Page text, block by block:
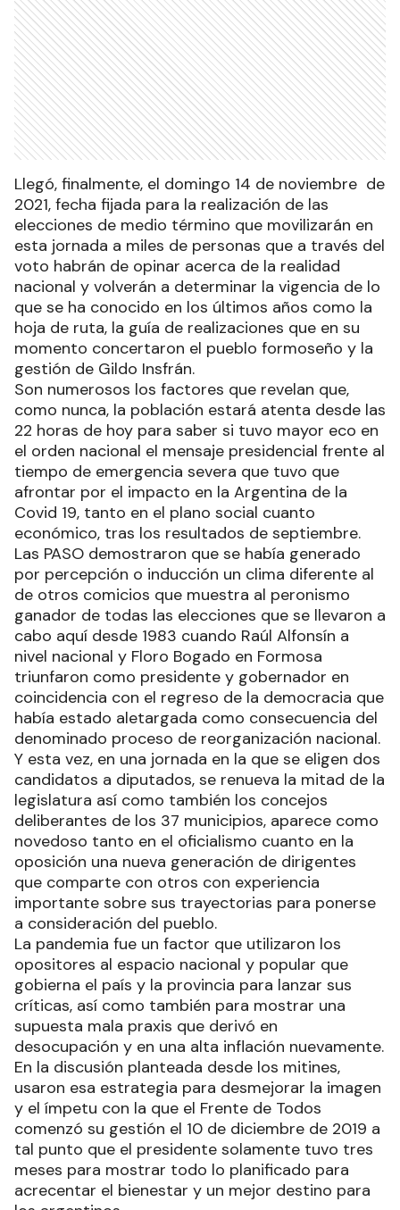
Llegó, finalmente, el domingo 14 de noviembre de
2021, fecha fijada para la realización de las
elecciones de medio término que movilizarán en
esta jornada a miles de personas que a través del
voto habrán de opinar acerca de la realidad
nacional y volverán a determinar la vigencia de lo
que se ha conocido en los últimos años como la
hoja de ruta, la guía de realizaciones que en su
momento concertaron el pueblo formoseño y la
gestión de Gildo Insfrán.
Son numerosos los factores que revelan que,
como nunca, la población estará atenta desde las
22 horas de hoy para saber si tuvo mayor eco en
el orden nacional el mensaje presidencial frente al
tiempo de emergencia severa que tuvo que
afrontar por el impacto en la Argentina de la
Covid 19, tanto en el plano social cuanto
económico, tras los resultados de septiembre.
Las PASO demostraron que se había generado
por percepción o inducción un clima diferente al
de otros comicios que muestra al peronismo
ganador de todas las elecciones que se llevaron a
cabo aquí desde 1983 cuando Raúl Alfonsín a
nivel nacional y Floro Bogado en Formosa
triunfaron como presidente y gobernador en
coincidencia con el regreso de la democracia que
había estado aletargada como consecuencia del
denominado proceso de reorganización nacional.
Y esta vez, en una jornada en la que se eligen dos
candidatos a diputados, se renueva la mitad de la
legislatura así como también los concejos
deliberantes de los 37 municipios, aparece como
novedoso tanto en el oficialismo cuanto en la
oposición una nueva generación de dirigentes
que comparte con otros con experiencia
importante sobre sus trayectorias para ponerse
a consideración del pueblo.
La pandemia fue un factor que utilizaron los
opositores al espacio nacional y popular que
gobierna el país y la provincia para lanzar sus
críticas, así como también para mostrar una
supuesta mala praxis que derivó en
desocupación y en una alta inflación nuevamente.
En la discusión planteada desde los mitines,
usaron esa estrategia para desmejorar la imagen
y el ímpetu con la que el Frente de Todos
comenzó su gestión el 10 de diciembre de 2019 a
tal punto que el presidente solamente tuvo tres
meses para mostrar todo lo planificado para
acrecentar el bienestar y un mejor destino para